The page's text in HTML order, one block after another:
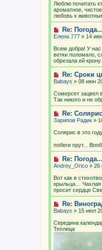
Люблю почитать
ароматное,
любовь к
Re:
Елена 777 » 14
Всем добра! У
ветки поломало,
обрезала ей
Re: Сроки
Babays » 08 июн
Сомерсет зацвел
Так никого и не
Re:
Зарипов Радик »
Солярис в это
побеги прут...
Re:
Andrey_Orico » 26
Вот как в
крыльца… Чахлая
просит сердце
Re:
Babays » 15 июл
Середина
Теплица